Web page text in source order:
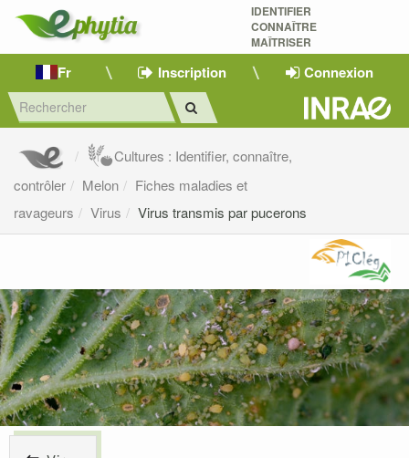
IDENTIFIER
CONNAÎTRE
MAÎTRISER
Fr Inscription Connexion
Cultures : Identifier, connaître,
contrôler
Melon
Fiches maladies et
ravageurs
Virus Virus transmis par pucerons